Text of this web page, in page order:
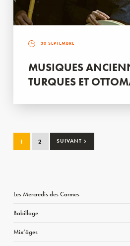
30 SEPTEMBRE
MUSIQUES
TURQUES ET
1 2 SUIVANT ›
Les Mercredis des Carmes
Babillage
Mix’âges